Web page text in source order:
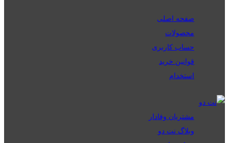
صفحه اصلی
محصولات
حساب کاربری
قوانین خرید
استخدام
مشتریان وفادار
وبلاگ نت دو